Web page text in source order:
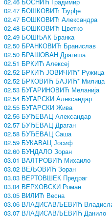
02.47 БОШКОВИЋ Ђурђе
02.47 БОШКОВИЋ Александра
02.48 БОШКОВИЋ Цветко
02.49 БОШЊАК Бранка
02.50 БРАНКОВИЋ Бранислав
02.50 БРАШОВАН Драгиша
02.51 БРКИЋ Алексеј
02.52 БРКИЋ ЈОВИЧИЋ* Ружица
02.52 БРКОВИЋ БАЈИЋ* Милица
02.53 БУГАРИНОВИЋ Меланија
02.54 БУГАРСКИ Александар
02.55 БУГАРСКИ Жива
02.56 БУЂЕВАЦ Александар
02.57 БУЂЕВАЦ Драган
02.58 БУЂЕВАЦ Саша
02.59 БУКАВАЦ Јосиф
02.60 БУНДАЛО Зоран
03.01 ВАЛТРОВИЋ Михаило
03.02 ВЕЉОВИЋ Зоран
03.03 ВЕРТОВШЕК Предраг
03.04 ВЕРХОВСКИ Роман
03.05 ВИЛИЋ Весна
03.06 ВЛАДИСАВЉЕВИЋ
03.07 ВЛАДИСАВЉЕВИЋ Данило